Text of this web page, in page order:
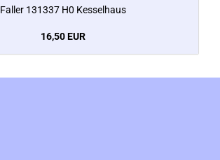
Faller 131337 H0 Kesselhaus
16,50 EUR